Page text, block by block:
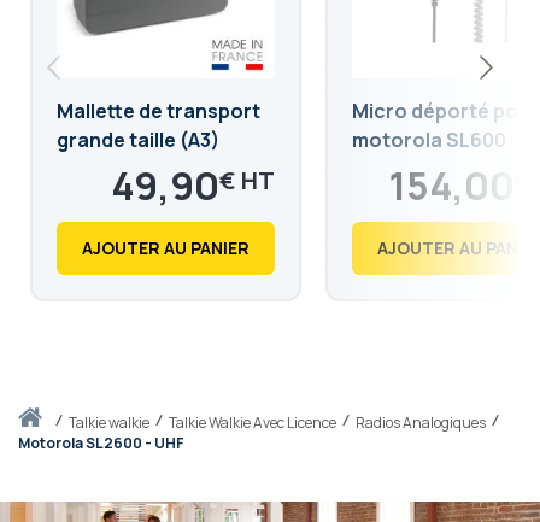
Accueiltalkie walkie Talkie Walkie Avec Licence
Radios Analogiques
Motorola SL2600 - UHF
Mallette de transport
grande taille (A3)
49,90€
59,88
AJOUTER AU PANIER
Micro déporté pour
motorola SL600
SL2600
154,00
184,80
AJOUTER AU